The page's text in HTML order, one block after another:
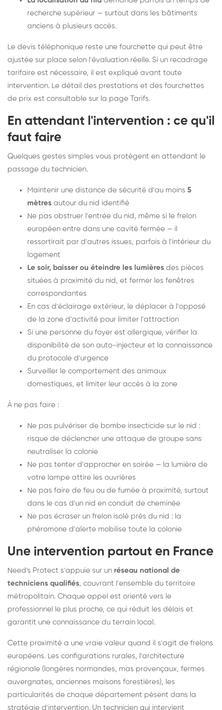
recherche supérieur — surtout dans les bâtiments
anciens à plusieurs accès.
Le devis téléphonique reste une fourchette qui peut être
ajustée sur place selon l'évaluation réelle. Si un recadrage
tarifaire est nécessaire, il est expliqué avant toute
intervention. Le détail des prestations et des fourchettes
de prix est consultable sur la page Tarifs.
En attendant l'intervention : ce qu'il
faut faire
Quelques gestes simples vous protègent en attendant le
passage du technicien.
Maintenir une distance de sécurité d'au moins 5
mètres autour du nid identifié
Ne pas obstruer l'entrée du nid, même si le frelon
européen entre dans une cavité fermée — il
ressortirait par d'autres issues, parfois à l'intérieur du
logement
Le soir, baisser ou éteindre les lumières des pièces
situées à proximité du nid, et fermer les fenêtres
correspondantes
En cas d'éclairage extérieur, le déplacer à l'opposé
de la zone d'activité pour limiter l'attraction
Si une personne du foyer est allergique, vérifier la
disponibilité de son auto-injecteur et la connaissance
du protocole d'urgence
Surveiller le comportement des animaux
domestiques, et limiter leur accès à la zone
À ne pas faire :
Ne pas pulvériser de bombe insecticide sur le nid :
risque de déclencher une attaque de groupe sans
neutraliser la colonie
Ne pas tenter d'approcher en soirée — la lumière de
votre lampe attire les ouvrières
Ne pas faire de feu ou de fumée à proximité, surtout
dans le cas d'un nid en conduit de cheminée
Ne pas écraser un frelon isolé près du nid : la
phéromone d'alerte mobilise toute la colonie
Une intervention partout en France
Need's Protect s'appuie sur un réseau national de
techniciens qualifiés, couvrant l'ensemble du territoire
métropolitain. Chaque appel est orienté vers le
professionnel le plus proche, ce qui réduit les délais et
garantit une connaissance du terrain local.
Cette proximité a une vraie valeur quand il s'agit de frelons
européens. Les configurations rurales, l'architecture
régionale (longères normandes, mas provençaux, fermes
auvergnates, anciennes maisons forestières), les
particularités de chaque département pèsent dans la
stratégie d'intervention. Un technicien qui intervient